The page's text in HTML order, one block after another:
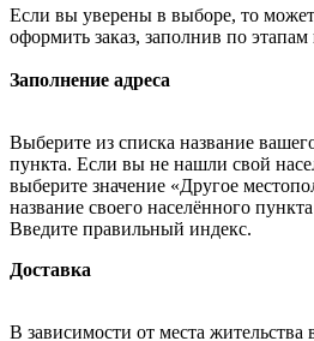
Если вы уверены в выборе, то
оформить заказ, заполнив по
Заполнение адреса
Выберите из списка название
пункта. Если вы не нашли свой
выберите значение «Другое
название своего населённого
Введите правильный индекс.
Доставка
В зависимости от места